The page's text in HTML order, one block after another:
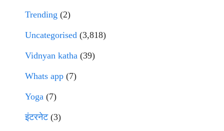
Trending (2)
Uncategorised (3,818)
Vidnyan katha (39)
Whats app (7)
Yoga (7)
इंटरनेट(3)